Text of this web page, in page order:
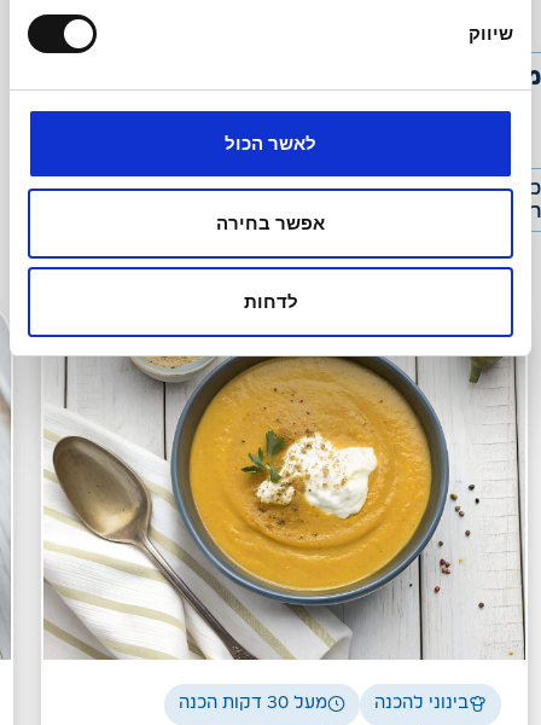
שיווק
לאשר הכול
אפשר בחירה
לדחות
מידע נוסף
כל המידע אודות המוצר מסומן על גבי אריזתו ויש לעיין בו לפני
רכישתו הואיל ויש שינויים בסימונים מעת לעת
מתכונים קשורים
בינוני להכנה מעל 30 דקות הכנה